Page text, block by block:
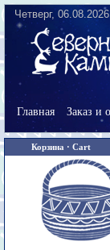
Четверг,
Главная Заказ и
Корзина · Cart